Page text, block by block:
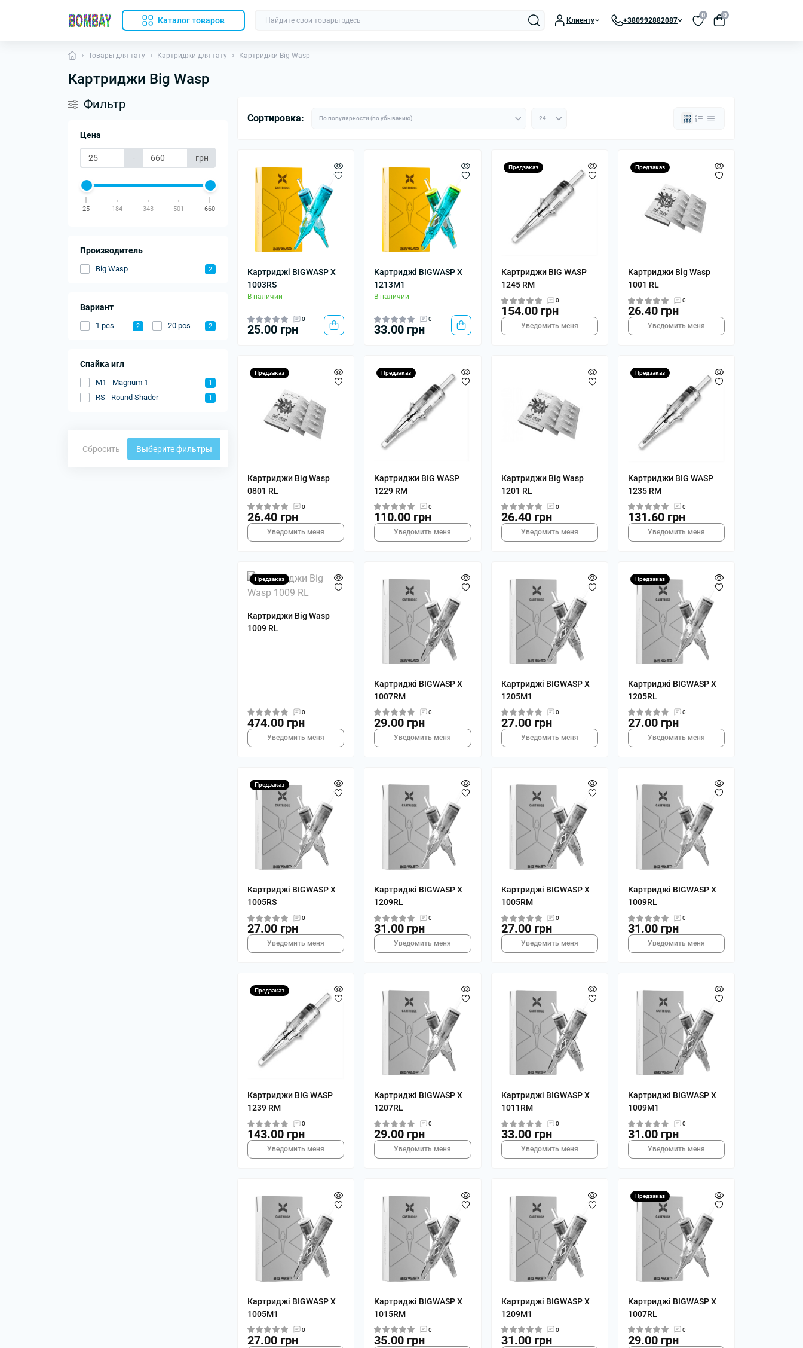
Каталог товаров Клиенту +380992882087
0 0
Товары для тату Картриджи для тату Картриджи Big Wasp
Картриджи Big Wasp
Фильтр
Цена
- грн
25 184 343 501 660
Производитель
Big Wasp 2
Вариант
1 pcs 2 20 pcs 2
Спайка игл
M1 - Magnum 1 1
RS - Round Shader 1
Сбросить Выберите фильтры
Сортировка:
Картриджі BIGWASP X
1003RS
В наличии
0
25.00 грн
Картриджі BIGWASP X
1213M1
В наличии
0
33.00 грн
Предзаказ
Картриджи BIG WASP
1245 RM
0
154.00 грн
Уведомить меня
Предзаказ
Картриджи Big Wasp
1001 RL
0
26.40 грн
Уведомить меня
Предзаказ
Картриджи Big Wasp
0801 RL
0
26.40 грн
Уведомить меня
Предзаказ
Картриджи BIG WASP
1229 RM
0
110.00 грн
Уведомить меня
Картриджи Big Wasp
1201 RL
0
26.40 грн
Уведомить меня
Предзаказ
Картриджи BIG WASP
1235 RM
0
131.60 грн
Уведомить меня
Предзаказ
Картриджи Big Wasp
1009 RL
0
474.00 грн
Уведомить меня
Картриджі BIGWASP X
1007RM
0
29.00 грн
Уведомить меня
Картриджі BIGWASP X
1205M1
0
27.00 грн
Уведомить меня
Предзаказ
Картриджі BIGWASP X
1205RL
0
27.00 грн
Уведомить меня
Предзаказ
Картриджі BIGWASP X
1005RS
0
27.00 грн
Уведомить меня
Картриджі BIGWASP X
1209RL
0
31.00 грн
Уведомить меня
Картриджі BIGWASP X
1005RM
0
27.00 грн
Уведомить меня
Картриджі BIGWASP X
1009RL
0
31.00 грн
Уведомить меня
Предзаказ
Картриджи BIG WASP
1239 RM
0
143.00 грн
Уведомить меня
Картриджі BIGWASP X
1207RL
0
29.00 грн
Уведомить меня
Картриджі BIGWASP X
1011RM
0
33.00 грн
Уведомить меня
Картриджі BIGWASP X
1009M1
0
31.00 грн
Уведомить меня
Картриджі BIGWASP X
1005M1
0
27.00 грн
Картриджі BIGWASP X
1015RM
0
35.00 грн
Картриджі BIGWASP X
1209M1
0
31.00 грн
Предзаказ
Картриджі BIGWASP X
1007RL
0
29.00 грн